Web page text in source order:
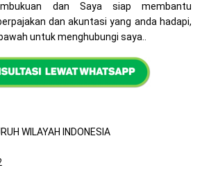
dan Saya siap membantu
dan akuntasi yang anda hadapi,
untuk menghubungi saya..
WILAYAH INDONESIA